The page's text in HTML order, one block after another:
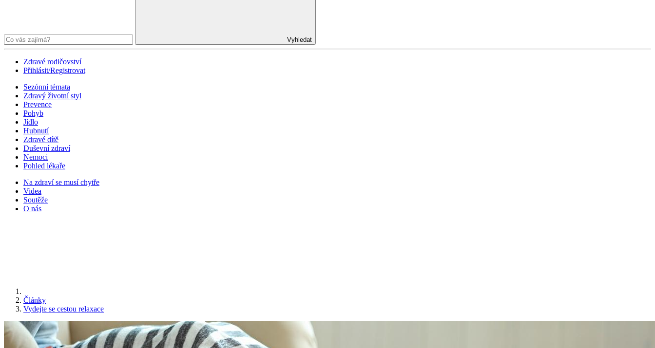
Vyhledat
Zdravé rodičovství
Přihlásit/Registrovat
Sezónní témata
Zdravý životní styl
Prevence
Pohyb
Jídlo
Hubnutí
Zdravé dítě
Duševní zdraví
Nemoci
Pohled lékaře
Na zdraví se musí chytře
Videa
Soutěže
O nás
Články
Vydejte se cestou relaxace